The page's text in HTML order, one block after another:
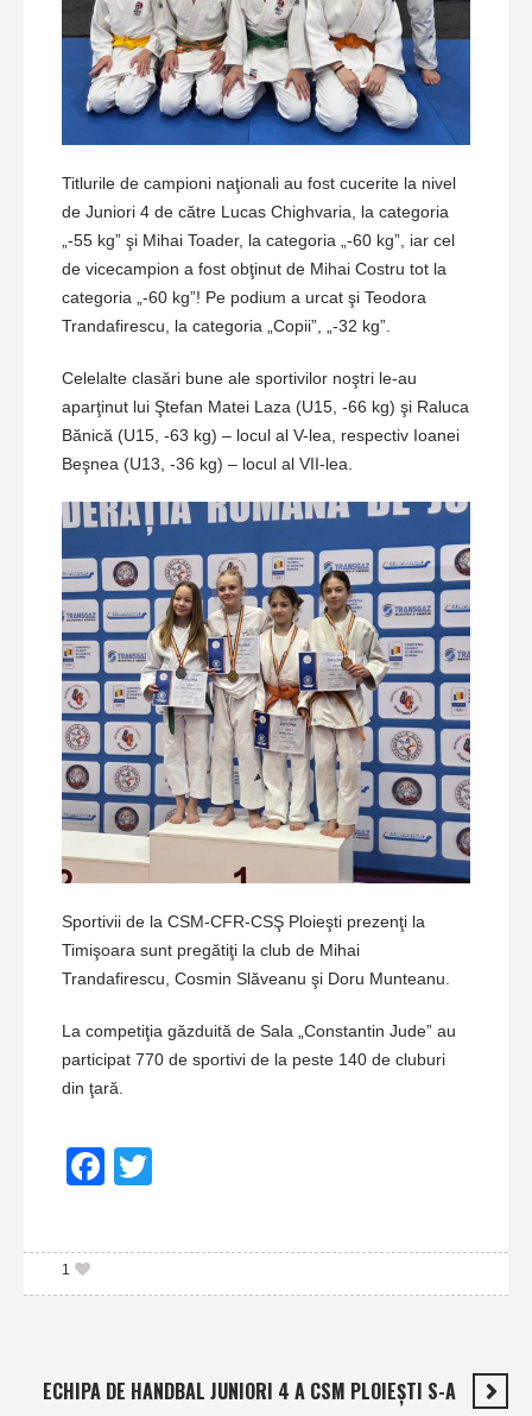
Titlurile de campioni naţionali au fost cucerite la nivel
de Juniori 4 de către Lucas Chighvaria, la categoria
„-55 kg” şi Mihai Toader, la categoria „-60 kg”, iar cel
de vicecampion a fost obţinut de Mihai Costru tot la
categoria „-60 kg”! Pe podium a urcat şi Teodora
Trandafirescu, la categoria „Copii”, „-32 kg”.
Celelalte clasări bune ale sportivilor noştri le-au
aparţinut lui Ştefan Matei Laza (U15, -66 kg) şi Raluca
Bănică (U15, -63 kg) – locul al V-lea, respectiv Ioanei
Beşnea (U13, -36 kg) – locul al VII-lea.
Sportivii de la CSM-CFR-CSŞ Ploieşti prezenţi la
Timişoara sunt pregătiţi la club de Mihai
Trandafirescu, Cosmin Slăveanu şi Doru Munteanu.
La competiţia găzduită de Sala „Constantin Jude” au
participat 770 de sportivi de la peste 140 de cluburi
din ţară.
Facebook
1
ECHIPA DE HANDBAL JUNIORI 4 A CSM PLOIEŞTI S-A